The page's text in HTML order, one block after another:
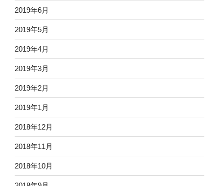
2019年6月
2019年5月
2019年4月
2019年3月
2019年2月
2019年1月
2018年12月
2018年11月
2018年10月